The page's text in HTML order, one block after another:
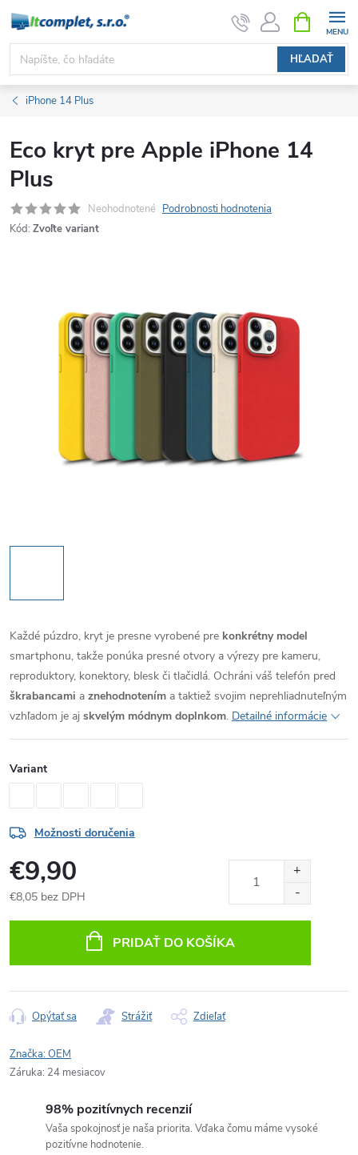
Prejsť
obsah
HĽADAŤ
KOŠÍK
iPhone 14 Plus
Eco kryt pre Apple iPhone 14
Plus
Neohodnotené Podrobnosti hodnotenia
Kód: Zvoľte variant
Každé púzdro, kryt je presne vyrobené pre konkrétny model
smartphonu, takže ponúka presné otvory a výrezy pre kameru,
reproduktory, konektory, blesk či tlačidlá. Ochráni váš telefón pred
škrabancami a znehodnotením a taktiež svojim neprehliadnuteľným
vzhľadom je aj skvelým módnym doplnkom. Detailné informácie
Variant
Možnosti doručenia
€9,90
€8,05 bez DPH
PRIDAŤ DO KOŠÍKA
Opýtať sa Strážiť Zdieľať
Značka:OEM
Záruka: 24 mesiacov
98% pozitívnych recenzií
Vaša spokojnosť je naša priorita. Vďaka čomu máme vysoké
pozitívne hodnotenie.